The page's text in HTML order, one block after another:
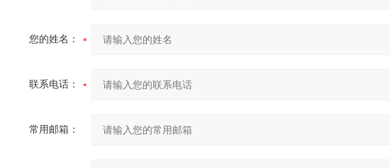
您的姓名：
联系电话：
常用邮箱：